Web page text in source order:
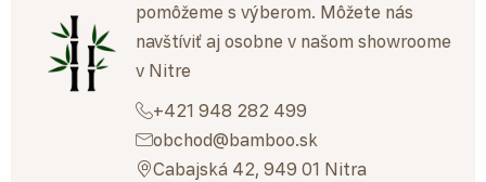
pomôžeme s výberom. Môžete nás
navštíviť aj osobne v našom showroome
v Nitre
+421 948 282 499
obchod@bamboo.sk
Cabajská 42, 949 01 Nitra